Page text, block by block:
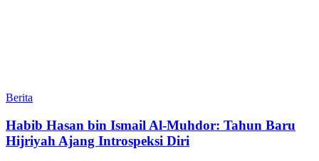
Berita
Habib Hasan bin Ismail Al-Muhdor: Tahun Baru
Hijriyah Ajang Introspeksi Diri